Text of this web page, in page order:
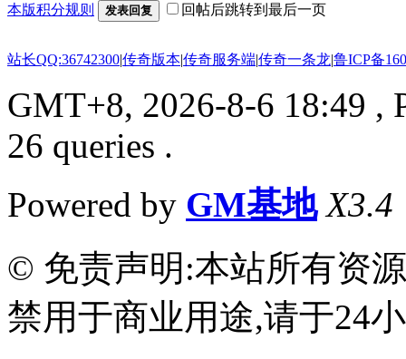
本版积分规则 发表回复 回帖后跳转到最后一页
站长QQ:36742300|传奇版本|传奇服务端|传奇一条龙|鲁ICP备
GMT+8, 2026-8-6 18:49 ,
26 queries .
Powered by GM基地 X3.4
© 免责声明:本站所有资
禁用于商业用途,请于24